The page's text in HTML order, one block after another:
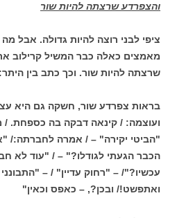
והצפרדע שרצתה להיות שור
ציפי לבני רוצה להיות גדולה. אבל
מאמצים כאלה כבר המשיל קרילוב
שרצתה להיות שור. וכך כתב בין היתר:
בראות צפרדע שור, חשקה גם היא
ועוצמה: / קינאה דבקה בה כספחת.
"הביטי יקירה" – / אמרה לחברתה:/
הכבר הגעתי לגודלו?" – / "עוד לא
עכשיו?"/ – "רחוק עדיין" / –
ואתפשט!/ ובכן?, – כאפס וכאין"